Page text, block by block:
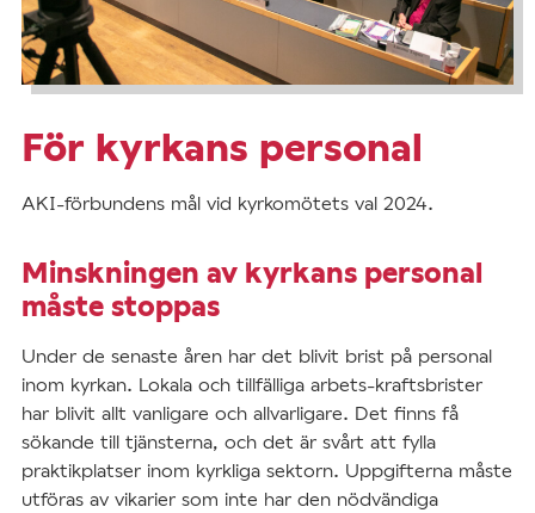
För kyrkans personal
AKI-förbundens mål vid kyrkomötets val 2024.
Minskningen av kyrkans personal
måste stoppas
Under de senaste åren har det blivit brist på personal
inom kyrkan. Lokala och tillfälliga arbets-kraftsbrister
har blivit allt vanligare och allvarligare. Det finns få
sökande till tjänsterna, och det är svårt att fylla
praktikplatser inom kyrkliga sektorn. Uppgifterna måste
utföras av vikarier som inte har den nödvändiga